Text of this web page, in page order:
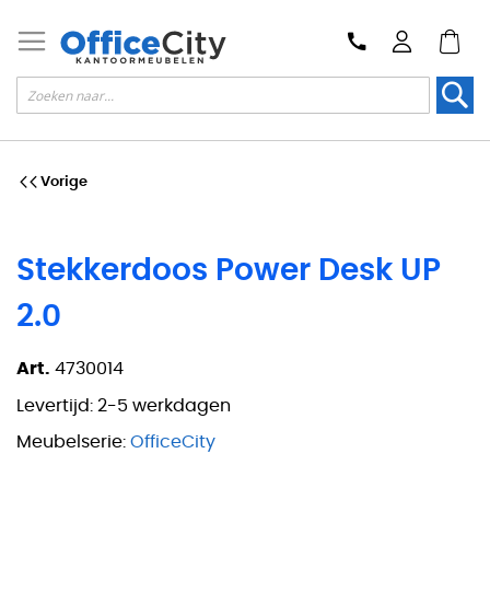
Stekkerdoos Power Desk UP
2.0
Art. 4730014
Levertijd: 2-5 werkdagen
Meubelserie: OfficeCity
Vorige